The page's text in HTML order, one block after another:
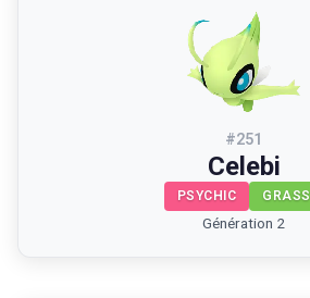
#251
Celebi
PSYCHIC GRASS
Génération 2